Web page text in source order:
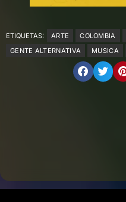
ETIQUETAS: ARTE COLOMBIA
GENTE ALTERNATIVA
MUSICA